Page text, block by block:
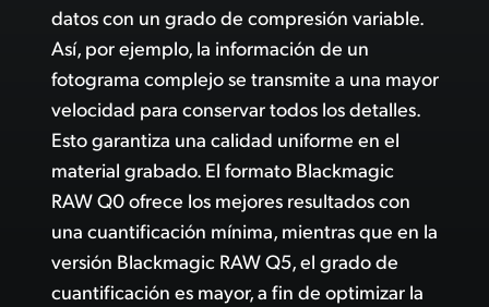
datos con un grado de compresión variable.
Así, por ejemplo, la información de un
fotograma complejo se transmite a una mayor
velocidad para conservar todos los detalles.
Esto garantiza una calidad uniforme en el
material grabado. El formato Blackmagic
RAW Q0 ofrece los mejores resultados con
una cuantificación mínima, mientras que en la
versión Blackmagic RAW Q5, el grado de
cuantificación es mayor, a fin de optimizar la